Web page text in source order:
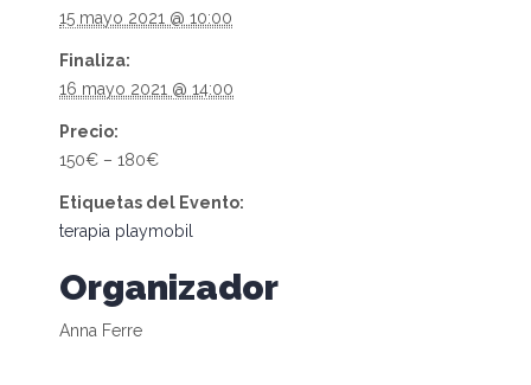
15 mayo 2021 @ 10:00
Finaliza:
16 mayo 2021 @ 14:00
Precio:
150€ – 180€
Etiquetas del Evento:
terapia playmobil
Organizador
Anna Ferre